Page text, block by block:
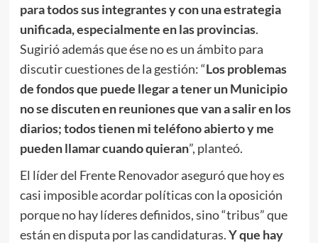
para todos sus integrantes y con una estrategia
unificada, especialmente en las provincias.
Sugirió además que ése no es un ámbito para
discutir cuestiones de la gestión: “Los problemas
de fondos que puede llegar a tener un Municipio
no se discuten en reuniones que van a salir en los
diarios; todos tienen mi teléfono abierto y me
pueden llamar cuando quieran”, planteó.
El líder del Frente Renovador aseguró que hoy es
casi imposible acordar políticas con la oposición
porque no hay líderes definidos, sino “tribus” que
están en disputa por las candidaturas.Y que hay